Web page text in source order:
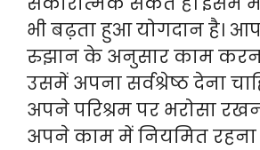
भी बढ़ता हुआ योगदान है।
रुझान के अनुसार काम
उसमें अपना सर्वश्रेष्ठ देना
अपने परिश्रम पर भरोसा
अपने काम में नियमित रहना